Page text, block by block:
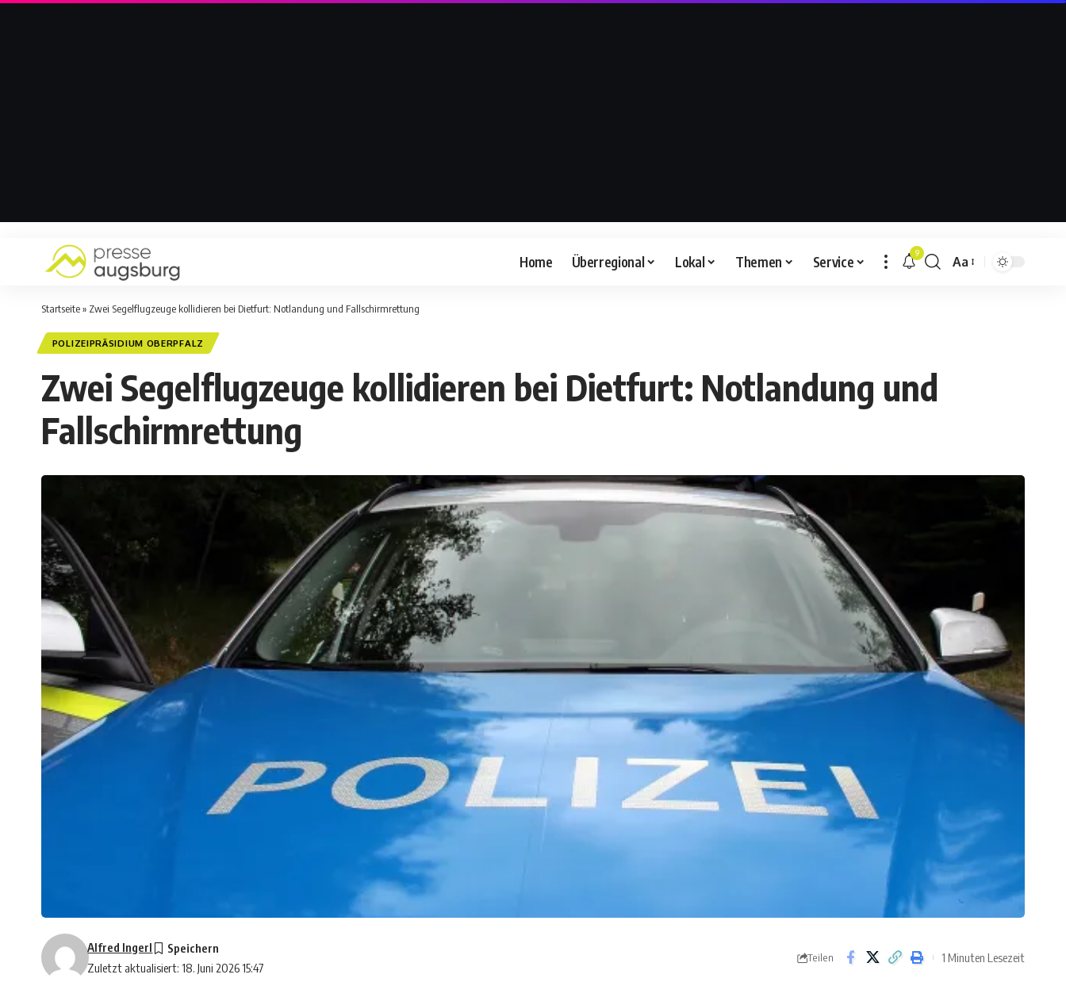
Home Überregional Lokal Themen Service 9
Aa
Startseite» Zwei Segelflugzeuge kollidieren bei Dietfurt: Notlandung und Fallschirmrettung
POLIZEIPRÄSIDIUM OBERPFALZ
Zwei Segelflugzeuge kollidieren bei Dietfurt: Notlandung und
Fallschirmrettung
Zuletzt aktualisiert: 18. Juni 2026 15:47
Alfred Ingerl
Teilen 1 Minuten Lesezeit